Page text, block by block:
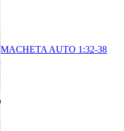
MACHETA AUTO 1:32-38